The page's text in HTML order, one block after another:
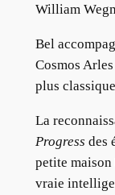
William
Bel
Cosmos
plus
La
Progress des
petite maison
vraie